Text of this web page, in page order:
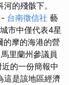
的殘骸下。
- 台南徵信社 藝
市中僅代表4星
的摩的海港的營
馬里蘭州參議員
的一份簡報中
這是該地區經濟